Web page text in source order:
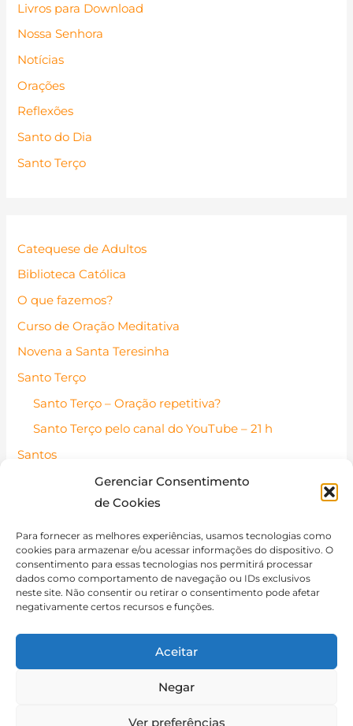
Gerenciar Consentimento
de Cookies
Para fornecer as melhores experiências, usamos tecnologias como
cookies para armazenar e/ou acessar informações do dispositivo. O
consentimento para essas tecnologias nos permitirá processar
dados como comportamento de navegação ou IDs exclusivos
neste site. Não consentir ou retirar o consentimento pode afetar
negativamente certos recursos e funções.
Aceitar
Negar
Ver preferências
Livros para Download
Nossa Senhora
Notícias
Orações
Reflexões
Santo do Dia
Santo Terço
Catequese de Adultos
Biblioteca Católica
O que fazemos?
Curso de Oração Meditativa
Novena a Santa Teresinha
Santo Terço
Santo Terço – Oração repetitiva?
Santo Terço pelo canal do YouTube – 21 h
Santos
Santos Católicos – Pessoas de fé
Santo do dia
Contato
Política de Cookies (BR)
Isenção de Responsabilidade
Copyright © 2026 Catequese de Adultos